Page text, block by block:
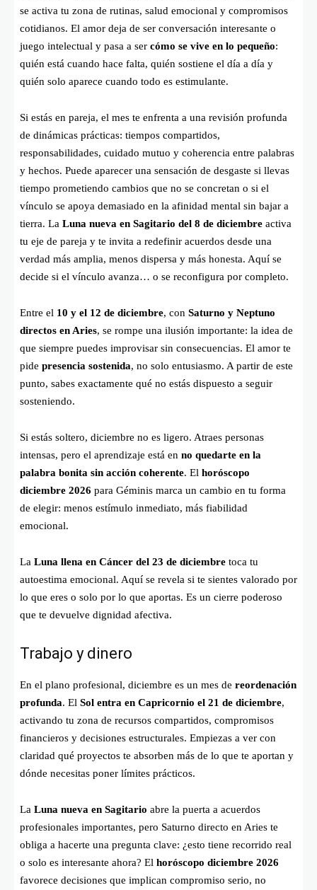
se activa tu zona de rutinas, salud emocional y compromisos
cotidianos. El amor deja de ser conversación interesante o
juego intelectual y pasa a ser cómo se vive en lo pequeño:
quién está cuando hace falta, quién sostiene el día a día y
quién solo aparece cuando todo es estimulante.
Si estás en pareja, el mes te enfrenta a una revisión profunda
de dinámicas prácticas: tiempos compartidos,
responsabilidades, cuidado mutuo y coherencia entre palabras
y hechos. Puede aparecer una sensación de desgaste si llevas
tiempo prometiendo cambios que no se concretan o si el
vínculo se apoya demasiado en la afinidad mental sin bajar a
tierra. La Luna nueva en Sagitario del 8 de diciembre activa
tu eje de pareja y te invita a redefinir acuerdos desde una
verdad más amplia, menos dispersa y más honesta. Aquí se
decide si el vínculo avanza… o se reconfigura por completo.
Entre el 10 y el 12 de diciembre, con Saturno y Neptuno
directos en Aries, se rompe una ilusión importante: la idea de
que siempre puedes improvisar sin consecuencias. El amor te
pide presencia sostenida, no solo entusiasmo. A partir de este
punto, sabes exactamente qué no estás dispuesto a seguir
sosteniendo.
Si estás soltero, diciembre no es ligero. Atraes personas
intensas, pero el aprendizaje está en no quedarte en la
palabra bonita sin acción coherente. El horóscopo
diciembre 2026 para Géminis marca un cambio en tu forma
de elegir: menos estímulo inmediato, más fiabilidad
emocional.
La Luna llena en Cáncer del 23 de diciembre toca tu
autoestima emocional. Aquí se revela si te sientes valorado por
lo que eres o solo por lo que aportas. Es un cierre poderoso
que te devuelve dignidad afectiva.
Trabajo y dinero
En el plano profesional, diciembre es un mes de reordenación
profunda. El Sol entra en Capricornio el 21 de diciembre,
activando tu zona de recursos compartidos, compromisos
financieros y decisiones estructurales. Empiezas a ver con
claridad qué proyectos te absorben más de lo que te aportan y
dónde necesitas poner límites prácticos.
La Luna nueva en Sagitario abre la puerta a acuerdos
profesionales importantes, pero Saturno directo en Aries te
obliga a hacerte una pregunta clave: ¿esto tiene recorrido real
o solo es interesante ahora? El horóscopo diciembre 2026
favorece decisiones que implican compromiso serio, no